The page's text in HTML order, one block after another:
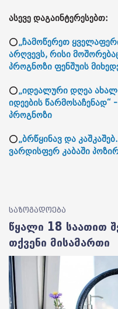
ასევე დაგაინტერესებთ:
⭕„ჩამოწერეთ
არღვევს, რისი
პროგნოზი ფენშუის
⭕„იდეალური დღეა
იდეების
პროგნოზი
⭕„ბრწყინავ და
ვარდისფერ კაბაში
საზოგადოება
წყალი 18 საათით
თქვენი მისამართი